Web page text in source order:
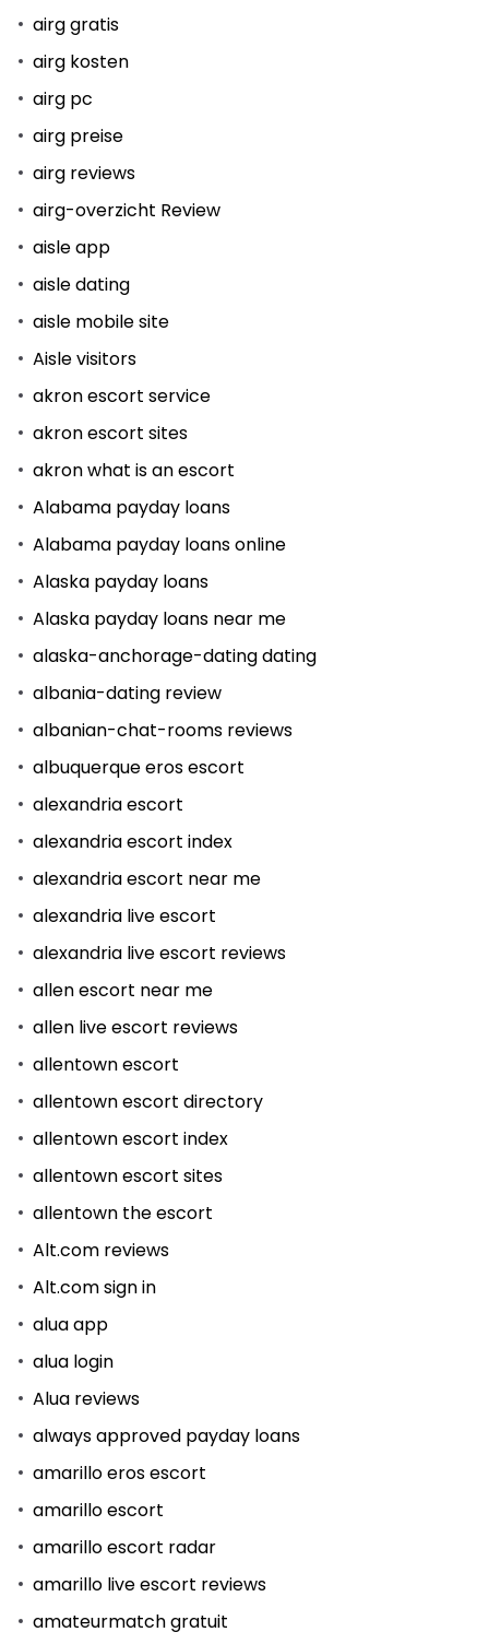
airg gratis
airg kosten
airg pc
airg preise
airg reviews
airg-overzicht Review
aisle app
aisle dating
aisle mobile site
Aisle visitors
akron escort service
akron escort sites
akron what is an escort
Alabama payday loans
Alabama payday loans online
Alaska payday loans
Alaska payday loans near me
alaska-anchorage-dating dating
albania-dating review
albanian-chat-rooms reviews
albuquerque eros escort
alexandria escort
alexandria escort index
alexandria escort near me
alexandria live escort
alexandria live escort reviews
allen escort near me
allen live escort reviews
allentown escort
allentown escort directory
allentown escort index
allentown escort sites
allentown the escort
Alt.com reviews
Alt.com sign in
alua app
alua login
Alua reviews
always approved payday loans
amarillo eros escort
amarillo escort
amarillo escort radar
amarillo live escort reviews
amateurmatch gratuit